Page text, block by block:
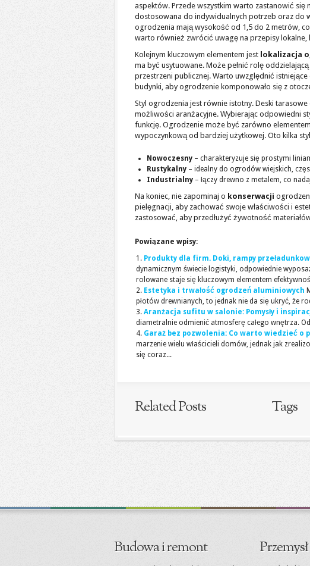
aspektów. Przede wszystkim warto zastanowić się
dostosowana do indywidualnych potrzeb oraz do
ogrodzenia mają wysokość od 1,5 do 2 metrów,
warto również zwrócić uwagę na przepisy
Kolejnym kluczowym elementem jest lokalizacja
ma być usytuowane. Może pełnić rolę
przestrzeni publicznej. Warto uwzględnić
budynki, aby ogrodzenie komponowało się z
Styl ogrodzenia jest równie istotny. Deski
możliwości aranżacyjne. Wybierając odpowiedni
funkcję. Ogrodzenie może być zarówno
wypoczynkową od bardziej użytkowej. Oto kilka
Nowoczesny – charakteryzuje się prostymi
Rustykalny – idealny do ogrodów wiejskich,
Industrialny – łączy drewno z metalem, co
Na koniec, nie zapominaj o konserwacji
pielęgnacji, aby zachować swoje właściwości i
zastosować, aby przedłużyć żywotność
Powiązane wpisy:
Produkty dla firm. Doki, rampy
dynamicznym świecie logistyki, odpowiednie
rolowane staje się kluczowym elementem
Estetyka i trwałość ogrodzeń aluminiowych
płotów drewnianych, to jednak nie da się ukryć, że
Aranżacja sufitu w salonie: Pomysły i
diametralnie odmienić atmosferę całego wnętrza.
Garaż bez pozwolenia: Co warto wiedzieć
marzenie wielu właścicieli domów, jednak jak
się coraz...
Related Posts Tags
Budowa i remont Przemysł